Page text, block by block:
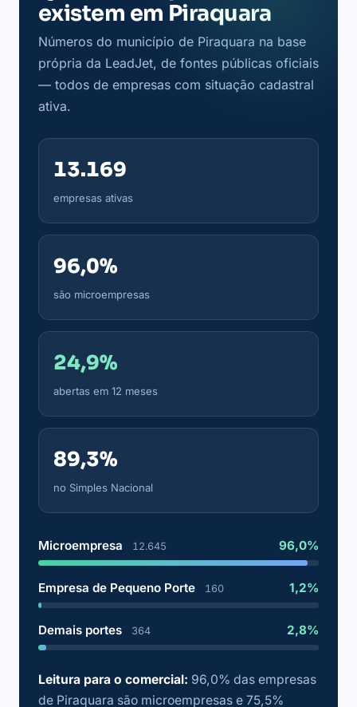
existem em Piraquara
Números do município de Piraquara na base
própria da LeadJet, de fontes públicas oficiais
— todos de empresas com situação cadastral
ativa.
13.169
empresas ativas
96,0%
são microempresas
24,9%
abertas em 12 meses
89,3%
no Simples Nacional
Microempresa 12.645 96,0%
Empresa de Pequeno Porte 160 1,2%
Demais portes 364 2,8%
Leitura para o comercial: 96,0% das empresas
de Piraquara são microempresas e 75,5%